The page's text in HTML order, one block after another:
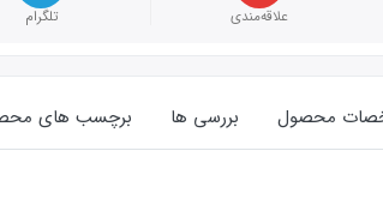
علاقه‌مندی تلگرام
محصول بررسی ها برچسب های